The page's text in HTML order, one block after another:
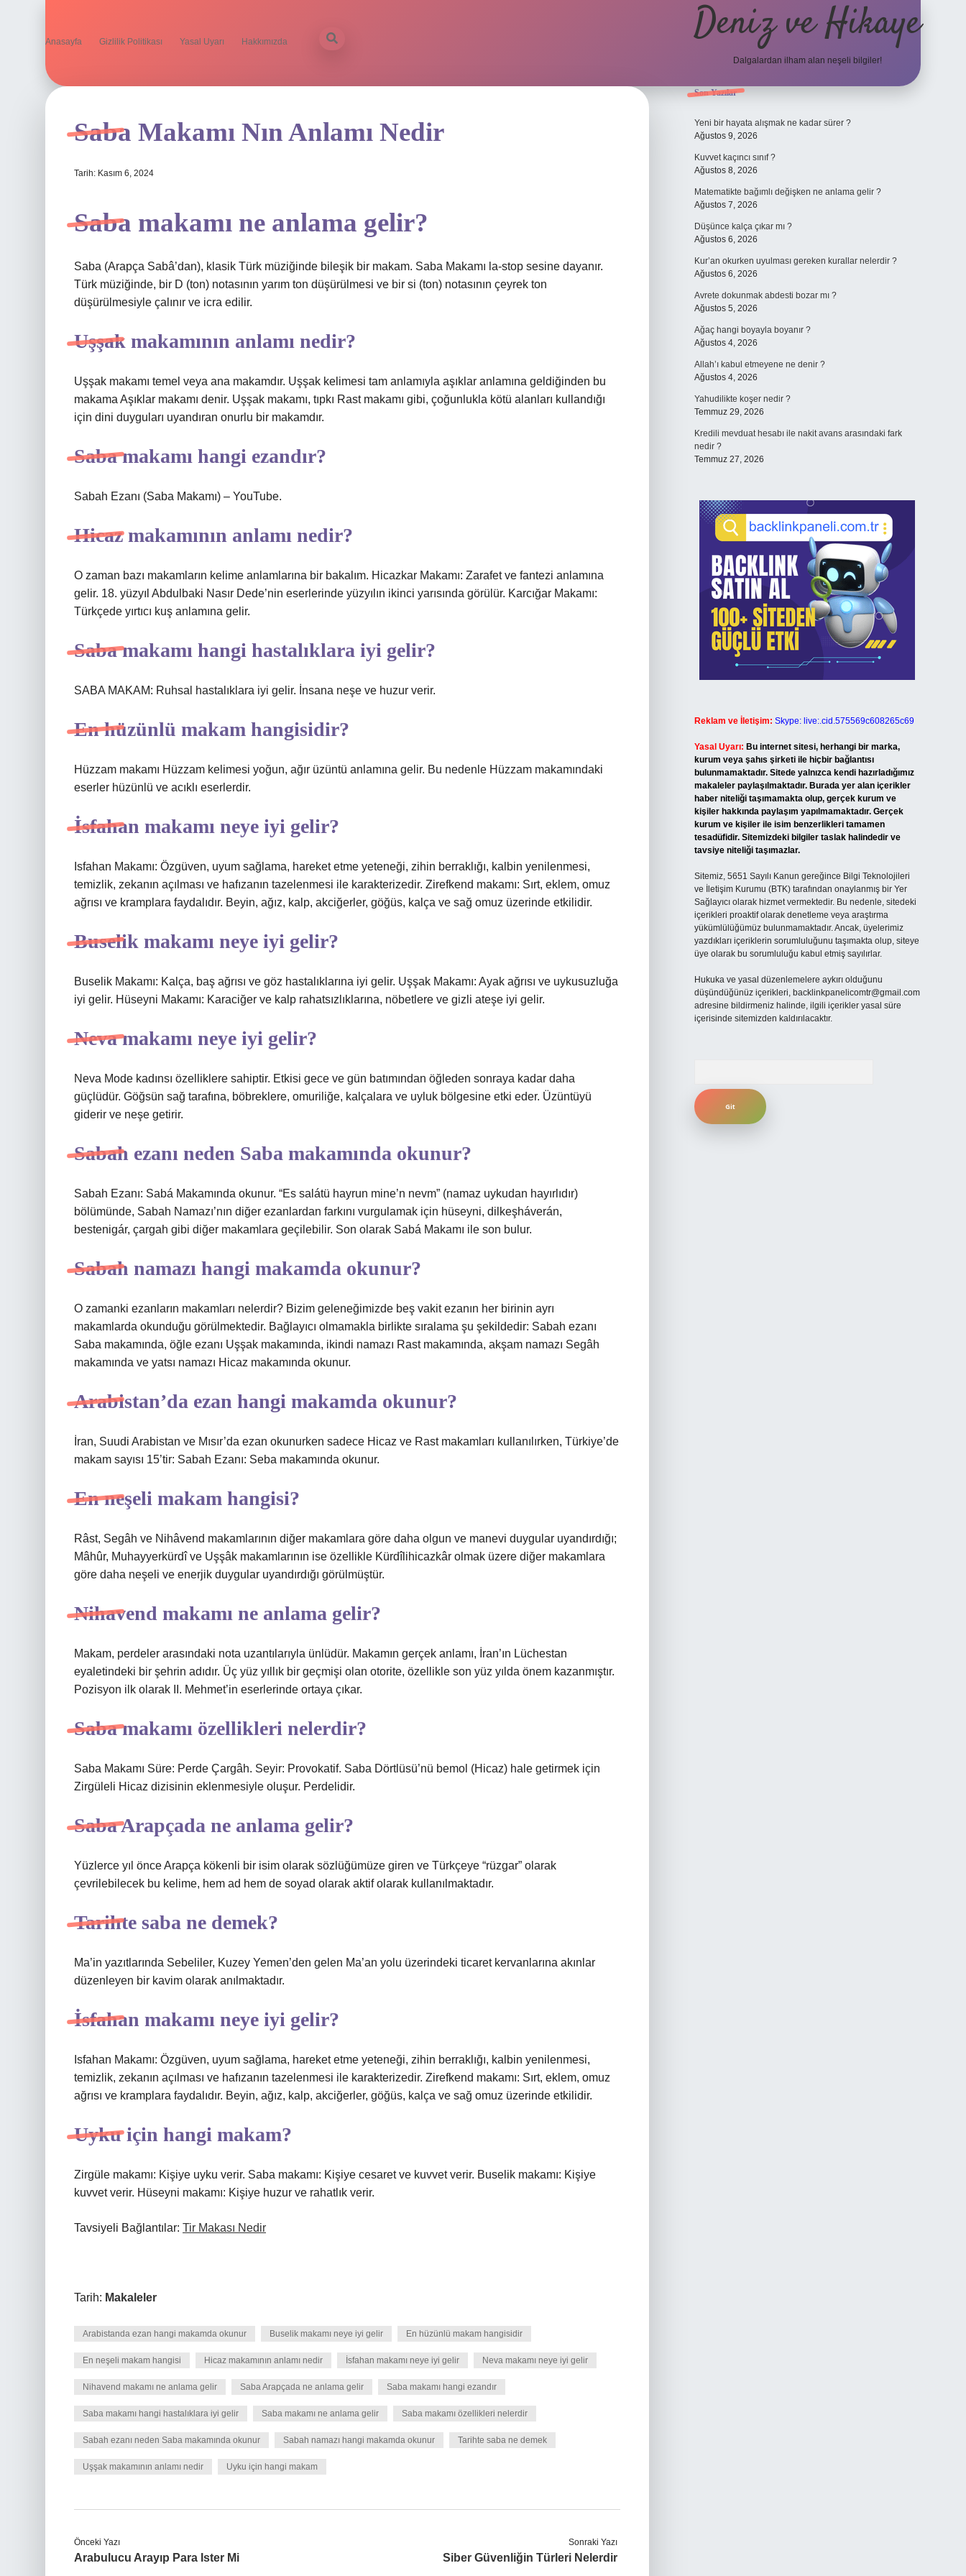
Anasayfa Gizlilik Politikası Yasal Uyarı Hakkımızda Deniz ve Hikaye
Dalgalardan ilham alan neşeli bilgiler!
Saba Makamı Nın Anlamı Nedir
Tarih: Kasım 6, 2024
Saba makamı ne anlama gelir?
Saba (Arapça Sabâ’dan), klasik Türk müziğinde bileşik bir makam. Saba Makamı la-stop sesine dayanır.
Türk müziğinde, bir D (ton) notasının yarım ton düşürülmesi ve bir si (ton) notasının çeyrek ton
düşürülmesiyle çalınır ve icra edilir.
Uşşak makamının anlamı nedir?
Uşşak makamı temel veya ana makamdır. Uşşak kelimesi tam anlamıyla aşıklar anlamına geldiğinden bu
makama Aşıklar makamı denir. Uşşak makamı, tıpkı Rast makamı gibi, çoğunlukla kötü alanları kullandığı
için dini duyguları uyandıran onurlu bir makamdır.
Saba makamı hangi ezandır?
Sabah Ezanı (Saba Makamı) – YouTube.
Hicaz makamının anlamı nedir?
O zaman bazı makamların kelime anlamlarına bir bakalım. Hicazkar Makamı: Zarafet ve fantezi anlamına
gelir. 18. yüzyıl Abdulbaki Nasır Dede’nin eserlerinde yüzyılın ikinci yarısında görülür. Karcığar Makamı:
Türkçede yırtıcı kuş anlamına gelir.
Saba makamı hangi hastalıklara iyi gelir?
SABA MAKAM: Ruhsal hastalıklara iyi gelir. İnsana neşe ve huzur verir.
En hüzünlü makam hangisidir?
Hüzzam makamı Hüzzam kelimesi yoğun, ağır üzüntü anlamına gelir. Bu nedenle Hüzzam makamındaki
eserler hüzünlü ve acıklı eserlerdir.
İsfahan makamı neye iyi gelir?
Isfahan Makamı: Özgüven, uyum sağlama, hareket etme yeteneği, zihin berraklığı, kalbin yenilenmesi,
temizlik, zekanın açılması ve hafızanın tazelenmesi ile karakterizedir. Zirefkend makamı: Sırt, eklem, omuz
ağrısı ve kramplara faydalıdır. Beyin, ağız, kalp, akciğerler, göğüs, kalça ve sağ omuz üzerinde etkilidir.
Buselik makamı neye iyi gelir?
Buselik Makamı: Kalça, baş ağrısı ve göz hastalıklarına iyi gelir. Uşşak Makamı: Ayak ağrısı ve uykusuzluğa
iyi gelir. Hüseyni Makamı: Karaciğer ve kalp rahatsızlıklarına, nöbetlere ve gizli ateşe iyi gelir.
Neva makamı neye iyi gelir?
Neva Mode kadınsı özelliklere sahiptir. Etkisi gece ve gün batımından öğleden sonraya kadar daha
güçlüdür. Göğsün sağ tarafına, böbreklere, omuriliğe, kalçalara ve uyluk bölgesine etki eder. Üzüntüyü
giderir ve neşe getirir.
Sabah ezanı neden Saba makamında okunur?
Sabah Ezanı: Sabá Makamında okunur. “Es salátü hayrun mine’n nevm” (namaz uykudan hayırlıdır)
bölümünde, Sabah Namazı’nın diğer ezanlardan farkını vurgulamak için hüseyni, dilkeşháverán,
bestenigár, çargah gibi diğer makamlara geçilebilir. Son olarak Sabá Makamı ile son bulur.
Sabah namazı hangi makamda okunur?
O zamanki ezanların makamları nelerdir? Bizim geleneğimizde beş vakit ezanın her birinin ayrı
makamlarda okunduğu görülmektedir. Bağlayıcı olmamakla birlikte sıralama şu şekildedir: Sabah ezanı
Saba makamında, öğle ezanı Uşşak makamında, ikindi namazı Rast makamında, akşam namazı Segâh
makamında ve yatsı namazı Hicaz makamında okunur.
Arabistan’da ezan hangi makamda okunur?
İran, Suudi Arabistan ve Mısır’da ezan okunurken sadece Hicaz ve Rast makamları kullanılırken, Türkiye’de
makam sayısı 15’tir: Sabah Ezanı: Seba makamında okunur.
En neşeli makam hangisi?
Râst, Segâh ve Nihâvend makamlarının diğer makamlara göre daha olgun ve manevi duygular uyandırdığı;
Mâhûr, Muhayyerkürdî ve Uşşâk makamlarının ise özellikle Kürdîlihicazkâr olmak üzere diğer makamlara
göre daha neşeli ve enerjik duygular uyandırdığı görülmüştür.
Nihavend makamı ne anlama gelir?
Makam, perdeler arasındaki nota uzantılarıyla ünlüdür. Makamın gerçek anlamı, İran’ın Lüchestan
eyaletindeki bir şehrin adıdır. Üç yüz yıllık bir geçmişi olan otorite, özellikle son yüz yılda önem kazanmıştır.
Pozisyon ilk olarak II. Mehmet’in eserlerinde ortaya çıkar.
Saba makamı özellikleri nelerdir?
Saba Makamı Süre: Perde Çargâh. Seyir: Provokatif. Saba Dörtlüsü’nü bemol (Hicaz) hale getirmek için
Zirgüleli Hicaz dizisinin eklenmesiyle oluşur. Perdelidir.
Saba Arapçada ne anlama gelir?
Yüzlerce yıl önce Arapça kökenli bir isim olarak sözlüğümüze giren ve Türkçeye “rüzgar” olarak
çevrilebilecek bu kelime, hem ad hem de soyad olarak aktif olarak kullanılmaktadır.
Tarihte saba ne demek?
Ma’in yazıtlarında Sebeliler, Kuzey Yemen’den gelen Ma’an yolu üzerindeki ticaret kervanlarına akınlar
düzenleyen bir kavim olarak anılmaktadır.
İsfahan makamı neye iyi gelir?
Isfahan Makamı: Özgüven, uyum sağlama, hareket etme yeteneği, zihin berraklığı, kalbin yenilenmesi,
temizlik, zekanın açılması ve hafızanın tazelenmesi ile karakterizedir. Zirefkend makamı: Sırt, eklem, omuz
ağrısı ve kramplara faydalıdır. Beyin, ağız, kalp, akciğerler, göğüs, kalça ve sağ omuz üzerinde etkilidir.
Uyku için hangi makam?
Zirgüle makamı: Kişiye uyku verir. Saba makamı: Kişiye cesaret ve kuvvet verir. Buselik makamı: Kişiye
kuvvet verir. Hüseyni makamı: Kişiye huzur ve rahatlık verir.
Tavsiyeli Bağlantılar: Tir Makası Nedir
Tarih: Makaleler
Arabistanda ezan hangi makamda okunur Buselik makamı neye iyi gelir En hüzünlü makam hangisidir
En neşeli makam hangisi Hicaz makamının anlamı nedir İsfahan makamı neye iyi gelir Neva makamı neye iyi gelir
Nihavend makamı ne anlama gelir Saba Arapçada ne anlama gelir Saba makamı hangi ezandır
Saba makamı hangi hastalıklara iyi gelir Saba makamı ne anlama gelir Saba makamı özellikleri nelerdir
Sabah ezanı neden Saba makamında okunur Sabah namazı hangi makamda okunur Tarihte saba ne demek
Uşşak makamının anlamı nedir Uyku için hangi makam
Önceki Yazı
Arabulucu Arayıp Para Ister Mi
Sonraki Yazı
Siber Güvenliğin Türleri Nelerdir
Sidebar
Son Yazılar
Yeni bir hayata alışmak ne kadar sürer ?
Ağustos 9, 2026
Kuvvet kaçıncı sınıf ?
Ağustos 8, 2026
Matematikte bağımlı değişken ne anlama gelir ?
Ağustos 7, 2026
Düşünce kalça çıkar mı ?
Ağustos 6, 2026
Kur’an okurken uyulması gereken kurallar nelerdir ?
Ağustos 6, 2026
Avrete dokunmak abdesti bozar mı ?
Ağustos 5, 2026
Ağaç hangi boyayla boyanır ?
Ağustos 4, 2026
Allah’ı kabul etmeyene ne denir ?
Ağustos 4, 2026
Yahudilikte koşer nedir ?
Temmuz 29, 2026
Kredili mevduat hesabı ile nakit avans arasındaki fark
nedir ?
Temmuz 27, 2026
Reklam ve İletişim: Skype: live:.cid.575569c608265c69
Yasal Uyarı: Bu internet sitesi, herhangi bir marka,
kurum veya şahıs şirketi ile hiçbir bağlantısı
bulunmamaktadır. Sitede yalnızca kendi hazırladığımız
makaleler paylaşılmaktadır. Burada yer alan içerikler
haber niteliği taşımamakta olup, gerçek kurum ve
kişiler hakkında paylaşım yapılmamaktadır. Gerçek
kurum ve kişiler ile isim benzerlikleri tamamen
tesadüfidir. Sitemizdeki bilgiler taslak halindedir ve
tavsiye niteliği taşımazlar.
Sitemiz, 5651 Sayılı Kanun gereğince Bilgi Teknolojileri
ve İletişim Kurumu (BTK) tarafından onaylanmış bir Yer
Sağlayıcı olarak hizmet vermektedir. Bu nedenle, sitedeki
içerikleri proaktif olarak denetleme veya araştırma
yükümlülüğümüz bulunmamaktadır. Ancak, üyelerimiz
yazdıkları içeriklerin sorumluluğunu taşımakta olup, siteye
üye olarak bu sorumluluğu kabul etmiş sayılırlar.
Hukuka ve yasal düzenlemelere aykırı olduğunu
düşündüğünüz içerikleri, backlinkpanelicomtr@gmail.com
adresine bildirmeniz halinde, ilgili içerikler yasal süre
içerisinde sitemizden kaldırılacaktır.
ilbet yeni girişilbet yeni giriş